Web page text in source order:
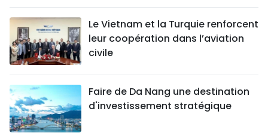
Le Vietnam et la Turquie renforcent
leur coopération dans l’aviation
civile
Faire de Da Nang une destination
d'investissement stratégique